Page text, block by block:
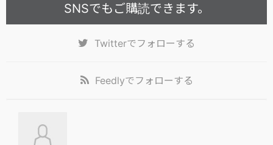
SNSでもご購読できます。
Twitterでフォローする
Feedlyでフォローする